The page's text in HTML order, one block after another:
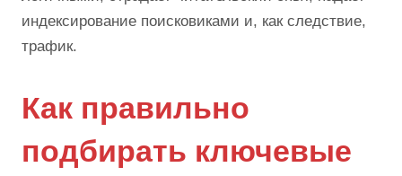
индексирование поисковиками и, как следствие,
трафик.
Как правильно
подбирать ключевые